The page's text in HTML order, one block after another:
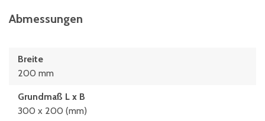
Abmessungen
Breite
200 mm
Grundmaß L x B
300 x 200 (mm)